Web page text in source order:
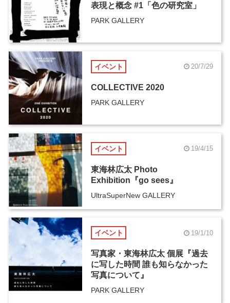
表現と概念 #1「色の研究室」
PARK GALLERY
イベント 20/7/29
COLLECTIVE 2020
PARK GALLERY
イベント 19/4/15
東海林広太 Photo
Exhibition『go sees』
UltraSuperNew GALLERY
イベント 19/1/10
写真家・東海林広太 個展『過去
に写した時間 誰も知らなかった
写真について』
PARK GALLERY